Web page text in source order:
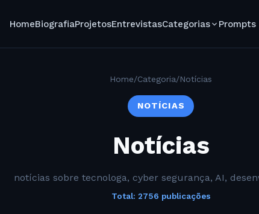
HomeBiografiaProjetosEntrevistasCategorias Prompts
Home/Categoria/Notícias
NOTÍCIAS
Notícias
notícias sobre tecnologa, cyber segurança, AI,
Total: 2756 publicações